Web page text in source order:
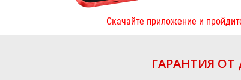
Скачайте приложение и
ГАРАНТИЯ ОТ